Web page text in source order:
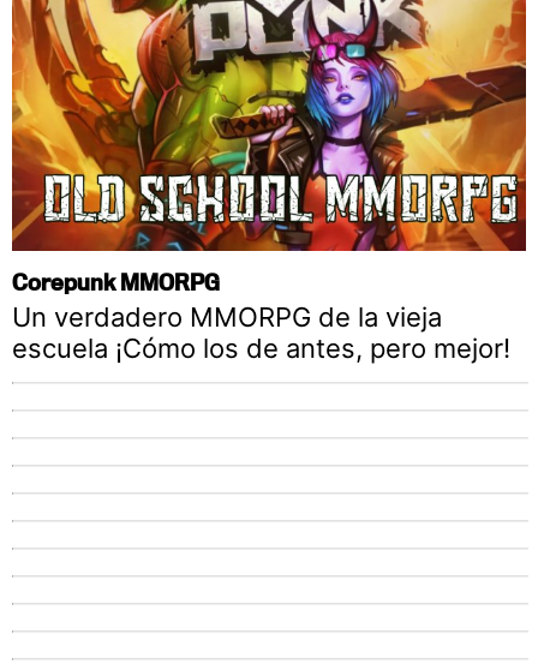
Corepunk MMORPG
Un verdadero MMORPG de la vieja
escuela ¡Cómo los de antes, pero mejor!